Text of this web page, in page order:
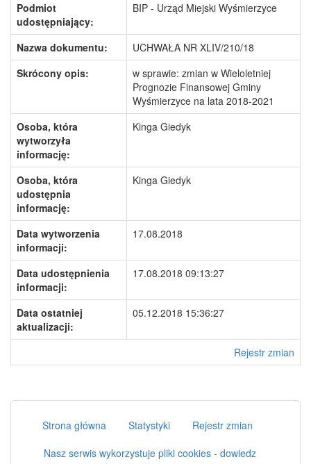
Podmiot
udostępniający:
BIP - Urząd Miejski Wyśmierzyce
Nazwa dokumentu:
UCHWAŁA NR XLIV/210/18
Skrócony opis:
w sprawie: zmian w Wieloletniej
Prognozie Finansowej Gminy
Wyśmierzyce na lata 2018-2021
Osoba, która
wytworzyła
informację:
Kinga Giedyk
Osoba, która
udostępnia
informację:
Kinga Giedyk
Data wytworzenia
informacji:
17.08.2018
Data udostępnienia
informacji:
17.08.2018 09:13:27
Data ostatniej
aktualizacji:
05.12.2018 15:36:27
Rejestr zmian
Strona główna Statystyki
Rejestr zmian
Nasz serwis wykorzystuje pliki cookies - dowiedz